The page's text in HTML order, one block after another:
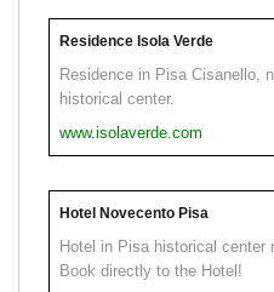
Residence Isola Verde
Residence in Pisa Cisanello,
historical center.
www.isolaverde.com
Hotel Novecento Pisa
Hotel in Pisa historical center
Book directly to the Hotel!